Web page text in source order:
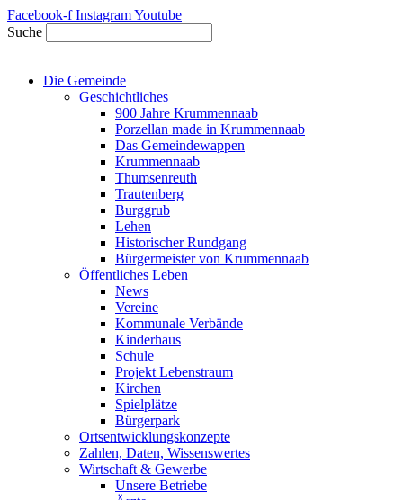
Zum
Inhalt
springen
Facebook-f InstagramYoutube
Suche
Die Gemeinde
Geschichtliches
900 Jahre Krummennaab
Porzellan made in Krummennaab
Das Gemeindewappen
Krummennaab
Thumsenreuth
Trautenberg
Burggrub
Lehen
Historischer Rundgang
Bürgermeister von Krummennaab
Öffentliches Leben
News
Vereine
Kommunale Verbände
Kinderhaus
Schule
Projekt Lebenstraum
Kirchen
Spielplätze
Bürgerpark
Ortsentwicklungskonzepte
Zahlen, Daten, Wissenswertes
Wirtschaft & Gewerbe
Unsere Betriebe